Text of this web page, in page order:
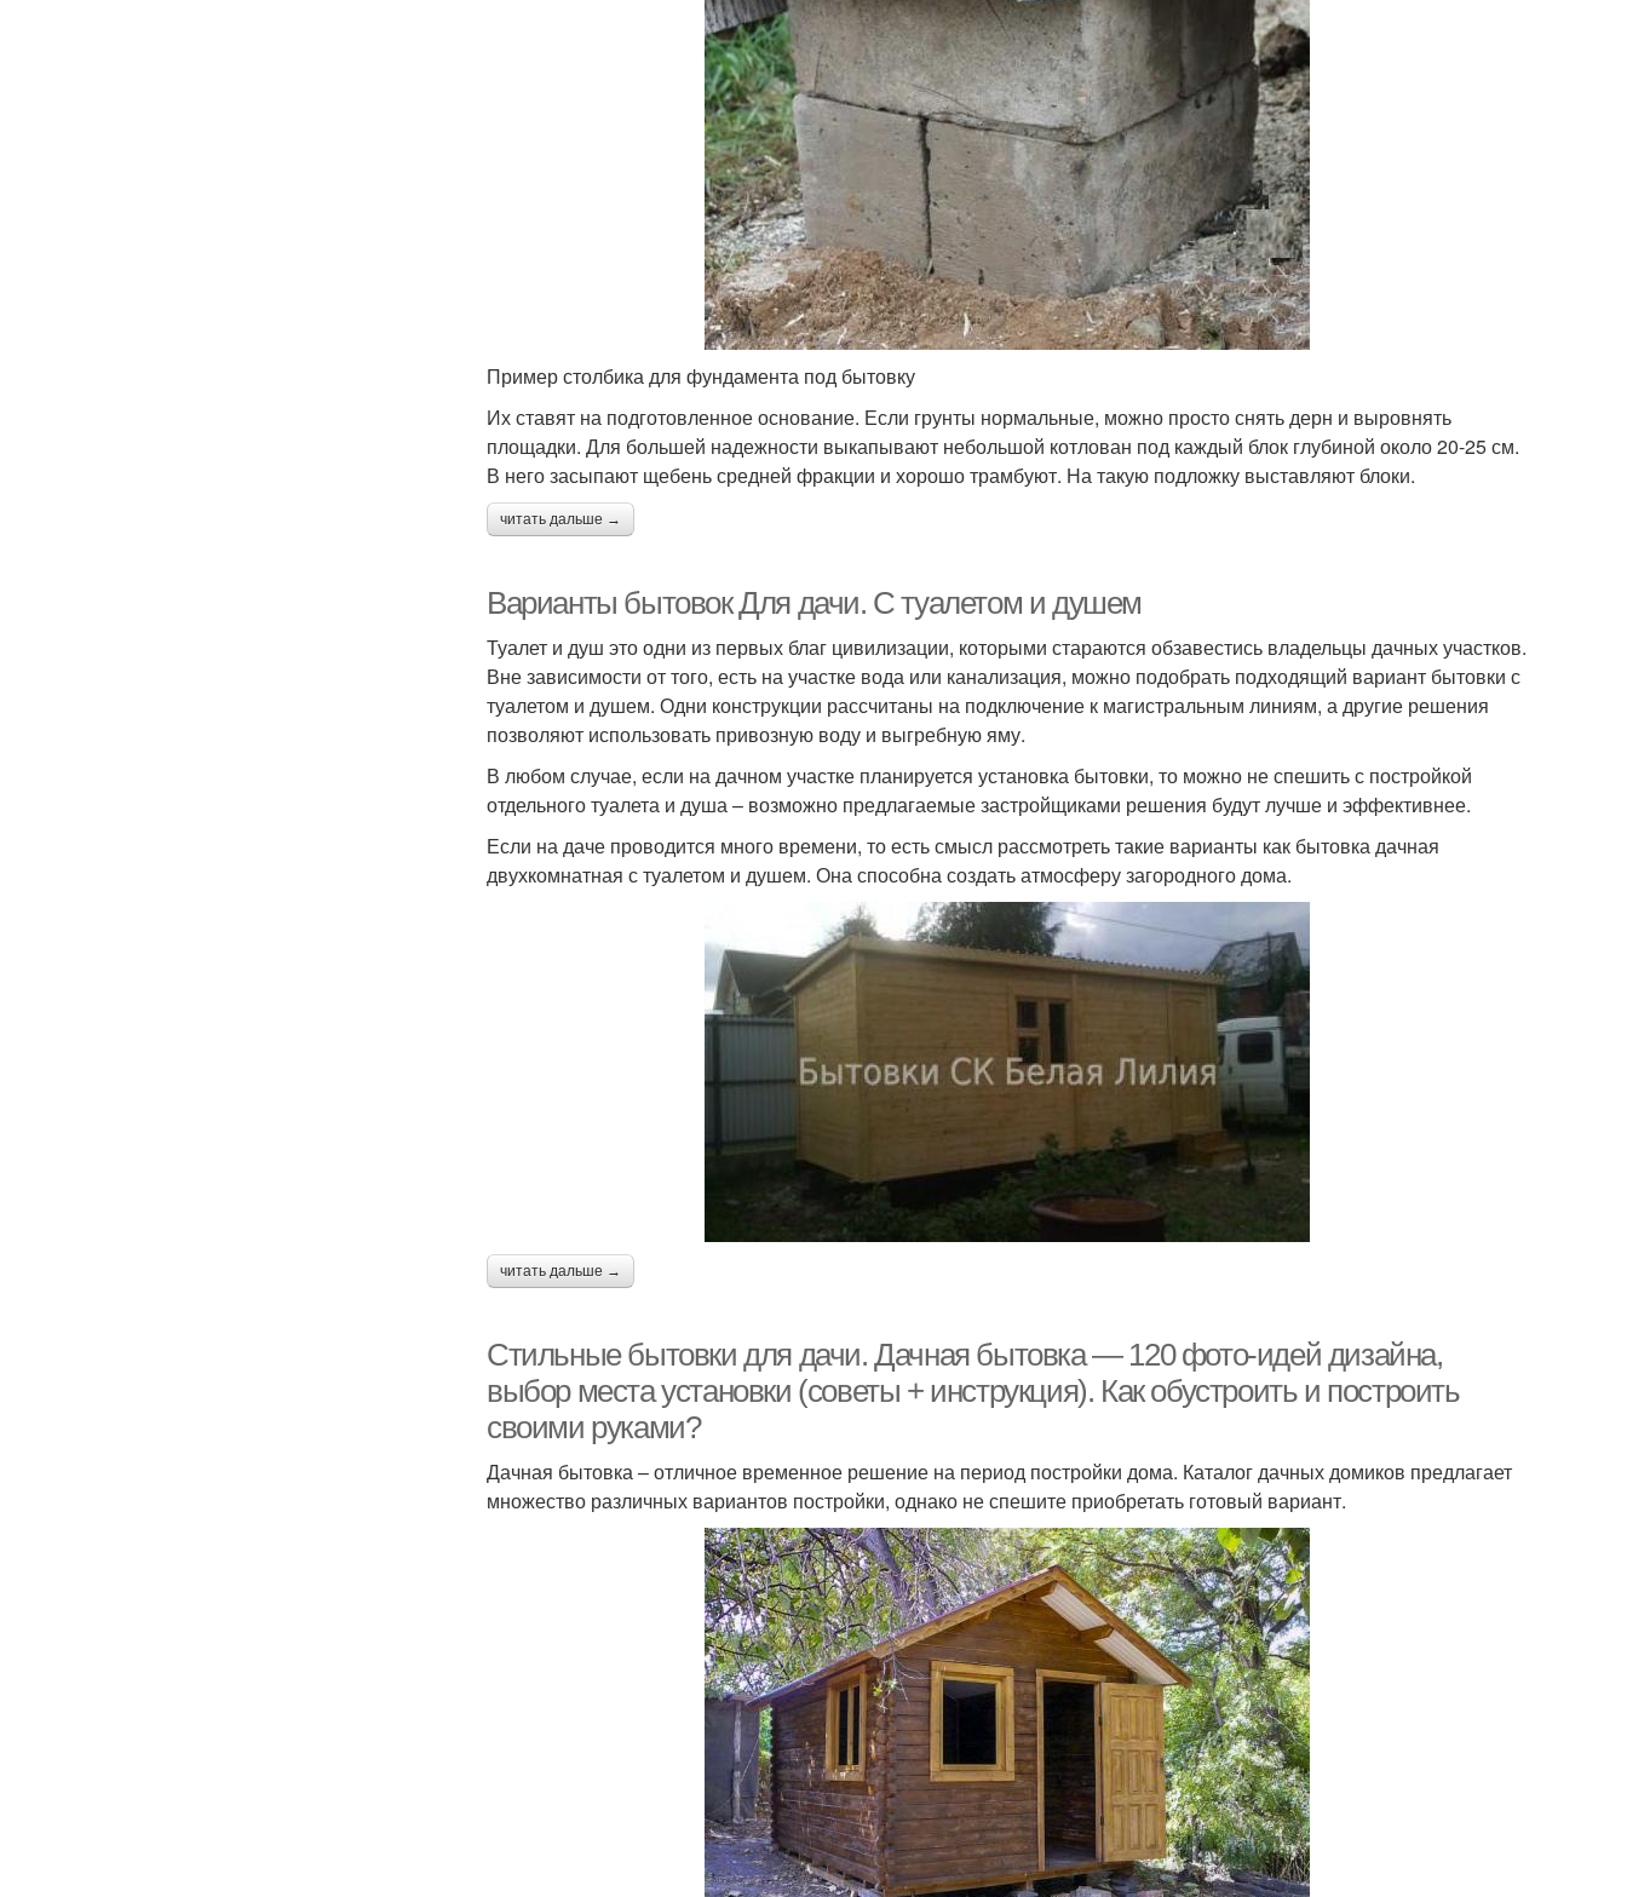
Пример столбика для фундамента под бытовку
Их ставят на подготовленное основание. Если грунты нормальные, можно просто снять дерн и выровнять
площадки. Для большей надежности выкапывают небольшой котлован под каждый блок глубиной около 20-25 см.
В него засыпают щебень средней фракции и хорошо трамбуют. На такую подложку выставляют блоки.
читать дальше →
Варианты бытовок Для дачи. С туалетом и душем
Туалет и душ это одни из первых благ цивилизации, которыми стараются обзавестись владельцы дачных участков.
Вне зависимости от того, есть на участке вода или канализация, можно подобрать подходящий вариант бытовки с
туалетом и душем. Одни конструкции рассчитаны на подключение к магистральным линиям, а другие решения
позволяют использовать привозную воду и выгребную яму.
В любом случае, если на дачном участке планируется установка бытовки, то можно не спешить с постройкой
отдельного туалета и душа – возможно предлагаемые застройщиками решения будут лучше и эффективнее.
Если на даче проводится много времени, то есть смысл рассмотреть такие варианты как бытовка дачная
двухкомнатная с туалетом и душем. Она способна создать атмосферу загородного дома.
читать дальше →
Стильные бытовки для дачи. Дачная бытовка — 120 фото-идей дизайна,
выбор места установки (советы + инструкция). Как обустроить и построить
своими руками?
Дачная бытовка – отличное временное решение на период постройки дома. Каталог дачных домиков предлагает
множество различных вариантов постройки, однако не спешите приобретать готовый вариант.